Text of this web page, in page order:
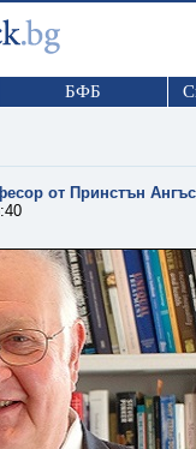
БФБ
от Принстън